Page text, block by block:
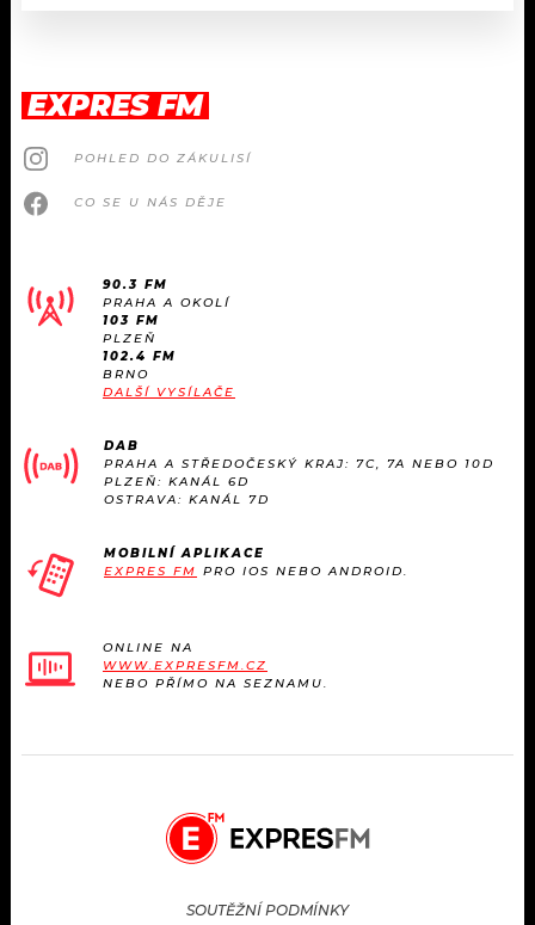
EXPRES FM
POHLED DO ZÁKULISÍ
CO SE U NÁS DĚJE
90.3 FM
PRAHA A OKOLÍ
103 FM
PLZEŇ
102.4 FM
BRNO
DALŠÍ VYSÍLAČE
DAB
PRAHA A STŘEDOČESKÝ KRAJ: 7C, 7A NEBO 10D
PLZEŇ: KANÁL 6D
OSTRAVA: KANÁL 7D
MOBILNÍ APLIKACE
EXPRES FM PRO IOS NEBO ANDROID.
ONLINE NA
WWW.EXPRESFM.CZ
NEBO PŘÍMO NA SEZNAMU.
SOUTĚŽNÍ PODMÍNKY